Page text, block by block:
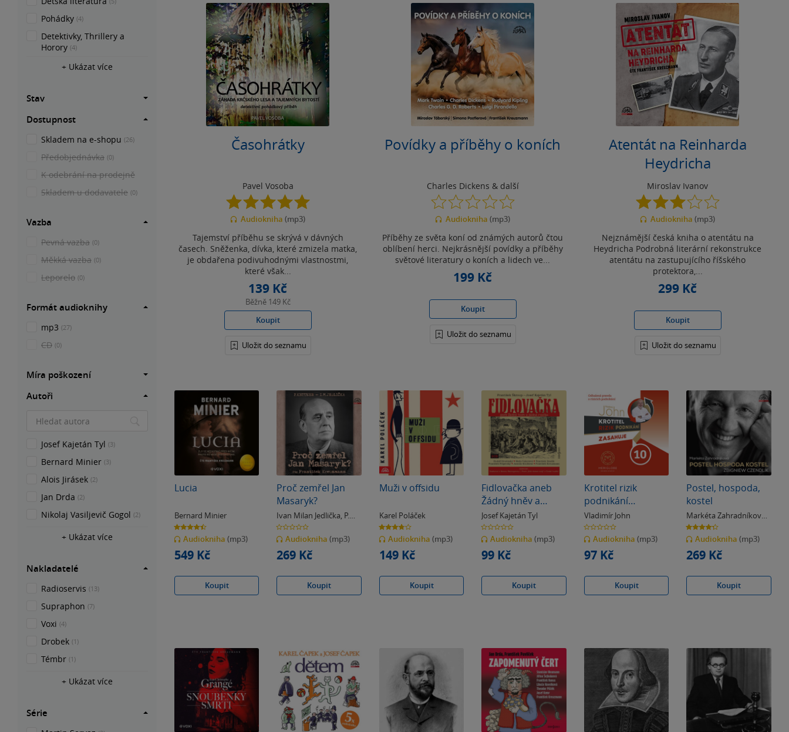
Časohrátky
Pavel Vosoba
5.0
z
5
Audiokniha (mp3)
Tajemství příběhu se skrývá v dávných
časech. Sněženka, dívka, které zmizela matka,
je obdařena podivuhodnými vlastnostmi,
které však...
139 Kč
Běžně 149 Kč
Koupit
Uložit do seznamu
Povídky a příběhy o koních
Charles Dickens & další
0.0
z
5
Audiokniha (mp3)
Příběhy ze světa koní od známých autorů čtou
oblíbení herci. Nejkrásnější povídky a příběhy
světové literatury o koních a lidech ve...
199 Kč
Koupit
Uložit do seznamu
Atentát na Reinharda
Heydricha
Miroslav Ivanov
3.0
z
5
Audiokniha (mp3)
Nejznámější česká kniha o atentátu na
Heydricha Podrobná literární rekonstrukce
atentátu na zastupujícího říšského
protektora,...
299 Kč
Koupit
Uložit do seznamu
Lucia
Bernard Minier
4.5
z
5
hvězdiček
Audiokniha (mp3)
549 Kč
Koupit
Proč zemřel Jan
Masaryk?
Ivan Milan Jedlička, P.
Kettner
0.0
z
5
hvězdiček
Audiokniha(mp3)
269 Kč
Koupit
Muži v offsidu
Karel Poláček
3.8
z
5
hvězdiček
Audiokniha (mp3)
149 Kč
Koupit
Fidlovačka aneb
Žádný hněv a
žádná rvačka
Josef Kajetán Tyl
0.0
z
5
hvězdiček
Audiokniha(mp3)
99 Kč
Koupit
Krotitel rizik
podnikání
zasahuje ve výrobě
nábytku
Vladimír John
0.0
z
5
hvězdiček
Audiokniha (mp3)
97 Kč
Koupit
Postel, hospoda,
kostel
Markéta Zahradníková,
Zbigniew Czendlik
4.3
z
5
hvězdiček
Audiokniha(mp3)
269 Kč
Koupit
Pohádky (4)
Detektivky, Thrillery a
Horory (4)
+ Ukázat více
Stav
Dostupnost
Skladem na e-shopu (26)
Předobjednávka (0)
K odebrání na prodejně
Skladem u dodavatele (0)
Vazba
Pevná vazba (0)
Měkká vazba (0)
Leporelo (0)
Formát audioknihy
mp3 (27)
CD (0)
Míra poškození
Autoři
Josef Kajetán Tyl (3)
Bernard Minier (3)
Alois Jirásek (2)
Jan Drda (2)
Nikolaj Vasiljevič Gogol (2)
+ Ukázat více
Nakladatelé
Radioservis (13)
Supraphon (7)
Voxi (4)
Drobek (1)
Témbr (1)
+ Ukázat více
Série